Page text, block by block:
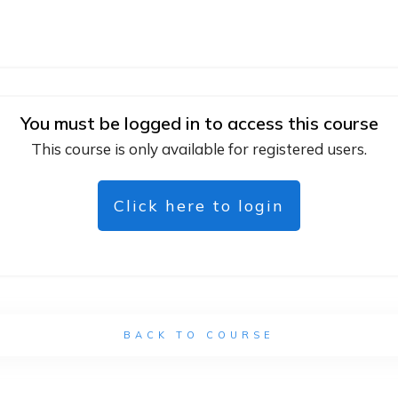
You must be logged in to access this course
This course is only available for registered users.
Click here to login
BACK TO COURSE